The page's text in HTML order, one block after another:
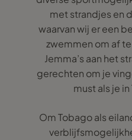
met strandjes en
waarvan wij er een
zwemmen om af
Jemma’s aan het
gerechten om je
must als je
Om Tobago als